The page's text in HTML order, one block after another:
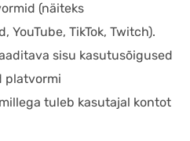
(näiteks
YouTube, TikTok, Twitch).
sisu kasutusõigused
platvormi
tuleb kasutajal kontot